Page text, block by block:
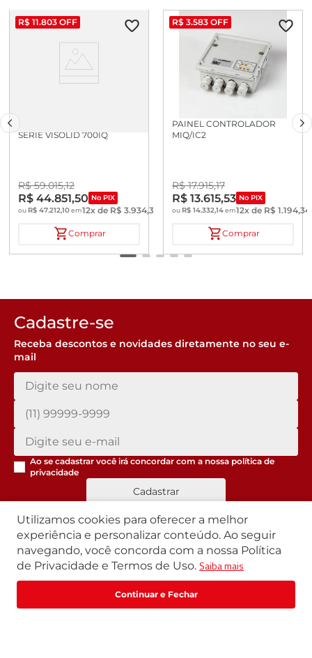
Fale com um especialista
R$ 11.803 OFF
SERIE VISOLID 700IQ
R$ 59.015,12
R$ 44.851,50 No PIX
ou R$ 47.212,10em12x de R$ 3.934,34
Comprar
R$ 3.583 OFF
PAINEL CONTROLADOR
MIQ/IC2
R$ 17.915,17
R$ 13.615,53 No PIX
ou R$ 14.332,14em12x de R$ 1.194,34
Comprar
Cadastre-se
Receba descontos e novidades diretamente no seu e-
mail
Ao se cadastrar você irá concordar com a nossa política de
privacidade
Cadastrar
Segunda a Sexta | 07h42 às 17h30
Exceto feriados
WhatsApp:
Email:loja@marte.com.br
Utilizamos cookies para oferecer a melhor
experiência e personalizar conteúdo. Ao seguir
navegando, você concorda com a nossa Política
de Privacidade e Termos de Uso. Saiba mais